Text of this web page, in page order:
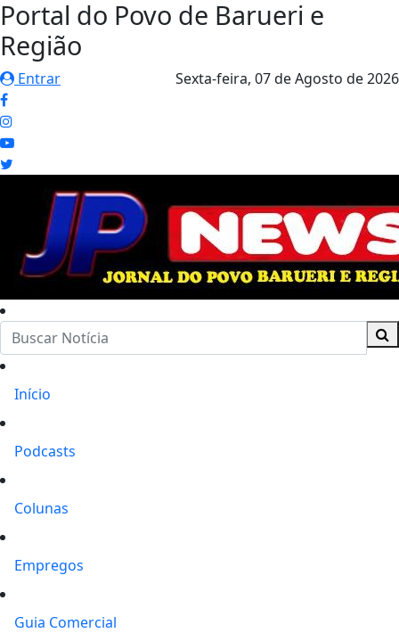
Portal do Povo de Barueri e
Região
Entrar Sexta-feira, 07 de Agosto de 2026
Início
Podcasts
Colunas
Empregos
Guia Comercial